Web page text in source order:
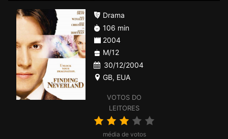
VOTOS DO
LEITORES
média de votos
Drama
106 min
2004
M/12
30/12/2004
GB, EUA